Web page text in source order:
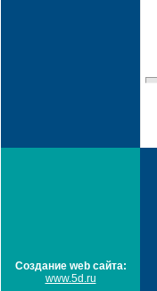
Создание web сайта:
www.5d.ru